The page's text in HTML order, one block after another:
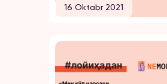
16 Oktabr 2021